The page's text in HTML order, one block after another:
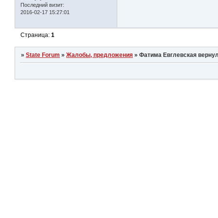
Последний визит:
2016-02-17 15:27:01
Страница:1
»State Forum »Жалобы, предложения »Фатима Евглевская